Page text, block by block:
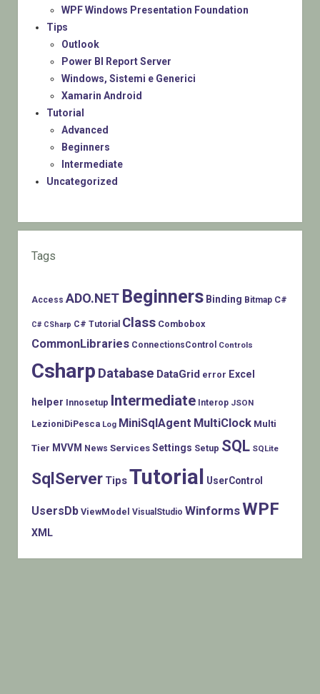
WPF Windows Presentation Foundation
Tips
Outlook
Power BI Report Server
Windows, Sistemi e Generici
Xamarin Android
Tutorial
Advanced
Beginners
Intermediate
Uncategorized
Tags
Access ADO.NET Beginners Binding Bitmap C#
C# CSharp C# Tutorial Class Combobox
CommonLibraries ConnectionsControl Controls
Csharp Database DataGrid error Excel
helper Innosetup Intermediate Interop JSON
LezioniDiPesca Log MiniSqlAgent MultiClock Multi
Tier MVVM News Services Settings Setup SQL SQLite
SqlServer TipsTutorial UserControl
UsersDb ViewModel VisualStudio WinformsWPF
XML